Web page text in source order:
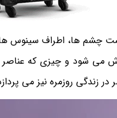
چشم ها، اطراف سینوس
شود و چیزی که عناصر
زندگی روزمره نیز می